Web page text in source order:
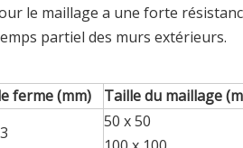
le maillage a une forte
partiel des murs extérieurs.
ferme (mm)
Taille du maillage
50 x 50